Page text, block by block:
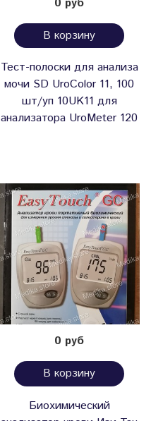
0 руб
В корзину
Тест-полоски для анализа
мочи SD UroColor 11, 100
шт/уп 10UK11 для
анализатора UroMeter 120
0 руб
В корзину
Биохимический